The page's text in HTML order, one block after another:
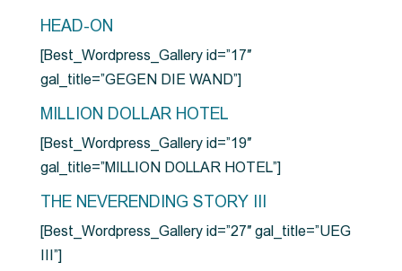
HEAD-ON
[Best_Wordpress_Gallery id=”17″
gal_title=”GEGEN DIE WAND”]
MILLION DOLLAR HOTEL
[Best_Wordpress_Gallery id=”19″
gal_title=”MILLION DOLLAR HOTEL”]
THE NEVERENDING STORY III
[Best_Wordpress_Gallery id=”27″ gal_title=”UEG
III”]